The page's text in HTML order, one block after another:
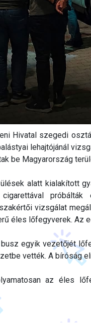
Hivatal szegedi
lehajtójánál
be Magyarország
alatt kialakított
cigarettával
vizsgálat
éles lőfegyverek. Az
egyik vezetőjét
vették. A bíróság
az éles